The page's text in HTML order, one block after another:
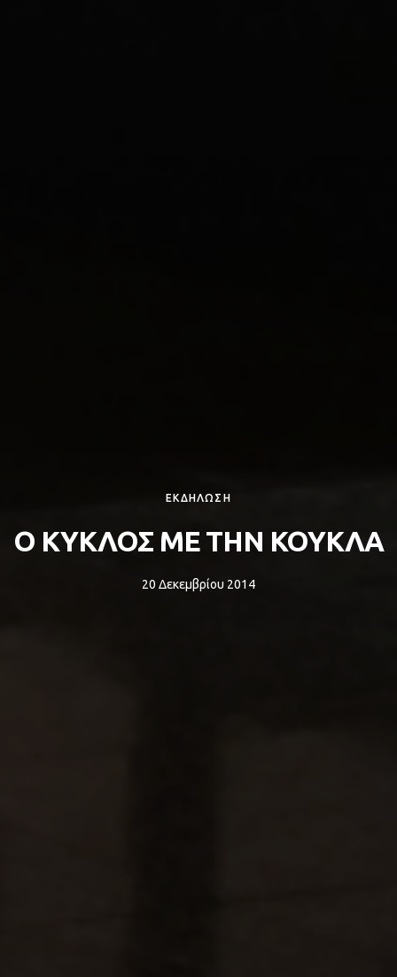
ΕΚΔΗΛΩΣΗ
Ο ΚΥΚΛΟΣ ΜΕ ΤΗΝ ΚΟΥΚΛΑ
20 Δεκεμβρίου 2014